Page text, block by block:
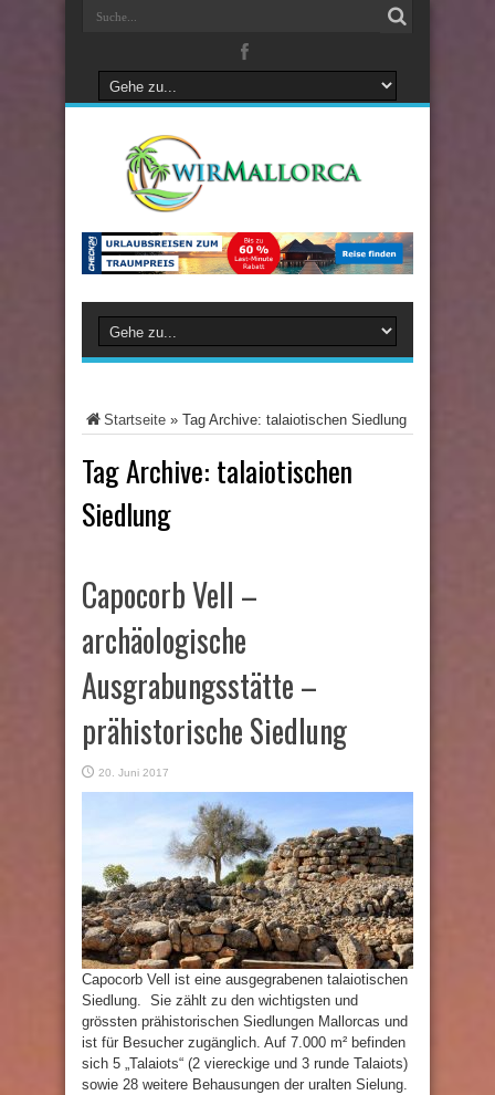
Startseite » Tag Archive: talaiotischen Siedlung
Tag Archive: talaiotischen
Siedlung
Capocorb Vell –
archäologische
Ausgrabungsstätte –
prähistorische Siedlung
20. Juni 2017
Capocorb Vell ist eine ausgegrabenen talaiotischen
Siedlung. Sie zählt zu den wichtigsten und
grössten prähistorischen Siedlungen Mallorcas und
ist für Besucher zugänglich. Auf 7.000 m² befinden
sich 5 „Talaiots“ (2 viereckige und 3 runde Talaiots)
sowie 28 weitere Behausungen der uralten Sielung.